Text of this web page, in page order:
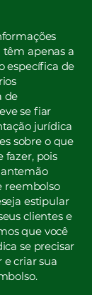
apenas a
específica de
de
se fiar
jurídica
sobre o que
fazer, pois
reembolso
estipular
clientes e
que você
se precisar
criar sua